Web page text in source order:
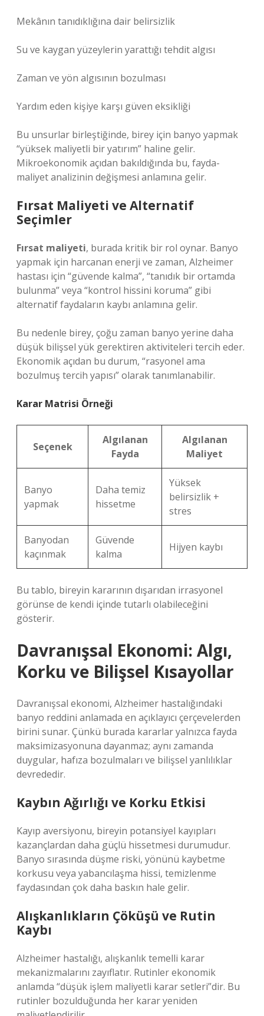
Mekânın tanıdıklığına dair belirsizlik
Su ve kaygan yüzeylerin yarattığı tehdit algısı
Zaman ve yön algısının bozulması
Yardım eden kişiye karşı güven eksikliği
Bu unsurlar birleştiğinde, birey için banyo yapmak
“yüksek maliyetli bir yatırım” haline gelir.
Mikroekonomik açıdan bakıldığında bu, fayda-
maliyet analizinin değişmesi anlamına gelir.
Fırsat Maliyeti ve Alternatif
Seçimler
Fırsat maliyeti, burada kritik bir rol oynar. Banyo
yapmak için harcanan enerji ve zaman, Alzheimer
hastası için “güvende kalma”, “tanıdık bir ortamda
bulunma” veya “kontrol hissini koruma” gibi
alternatif faydaların kaybı anlamına gelir.
Bu nedenle birey, çoğu zaman banyo yerine daha
düşük bilişsel yük gerektiren aktiviteleri tercih eder.
Ekonomik açıdan bu durum, “rasyonel ama
bozulmuş tercih yapısı” olarak tanımlanabilir.
Karar Matrisi Örneği
Seçenek
Algılanan
Fayda
Algılanan
Maliyet
Banyo
yapmak
Daha temiz
hissetme
Yüksek
belirsizlik +
stres
Banyodan
kaçınmak
Güvende
kalma
Hijyen kaybı
Bu tablo, bireyin kararının dışarıdan irrasyonel
görünse de kendi içinde tutarlı olabileceğini
gösterir.
Davranışsal Ekonomi: Algı,
Korku ve Bilişsel Kısayollar
Davranışsal ekonomi, Alzheimer hastalığındaki
banyo reddini anlamada en açıklayıcı çerçevelerden
birini sunar. Çünkü burada kararlar yalnızca fayda
maksimizasyonuna dayanmaz; aynı zamanda
duygular, hafıza bozulmaları ve bilişsel yanlılıklar
devrededir.
Kaybın Ağırlığı ve Korku Etkisi
Kayıp aversiyonu, bireyin potansiyel kayıpları
kazançlardan daha güçlü hissetmesi durumudur.
Banyo sırasında düşme riski, yönünü kaybetme
korkusu veya yabancılaşma hissi, temizlenme
faydasından çok daha baskın hale gelir.
Alışkanlıkların Çöküşü ve Rutin
Kaybı
Alzheimer hastalığı, alışkanlık temelli karar
mekanizmalarını zayıflatır. Rutinler ekonomik
anlamda “düşük işlem maliyetli karar setleri”dir. Bu
rutinler bozulduğunda her karar yeniden